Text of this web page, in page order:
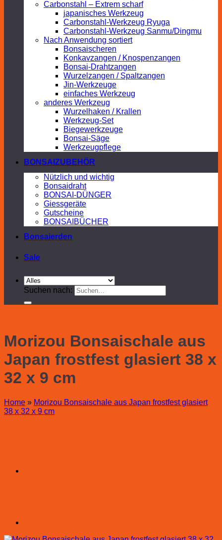
Carbonstahl – Extrem scharf
japanisches Werkzeug
Carbonstahl-Werkzeug Ryuga
Carbonstahl-Werkzeug Sanmu/Dingmu
Nach Anwendung sortiert
Bonsaischeren
Konkavzangen / Knospenzangen
Bonsai-Drahtzangen
Wurzelzangen / Spaltzangen
Jin-Werkzeuge
einfaches Werkzeug
anderes Werkzeug
Wurzelhaken / Krallen
Werkzeug-Set
Biegewerkzeuge
Bonsai-Säge
Werkzeugpflege
BONSAIZUBEHÖR
Nützlich und wichtig
Bonsaidraht
BONSAI-DÜNGER
Giessgeräte
Gutscheine
BONSAIBÜCHER
Bonsaierden
Sale
Suchen nach:
Morizou Bonsaischale aus
Japan frostfest glasiert 38 x
32 x 9 cm
Home » Morizou Bonsaischale aus Japan frostfest glasiert
38 x 32 x 9 cm